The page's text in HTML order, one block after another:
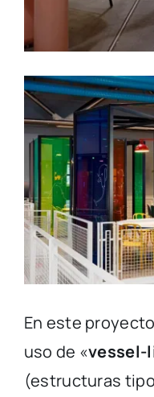
En este
uso de «vessel-
(estructuras